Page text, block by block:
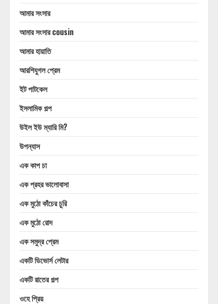
আমার সংসার
আমার সংসার cousin
আমার হায়াতি
আরশিযুগল প্রেম
ইট পাটকেল
ইসলামিক গল্প
উইল ইউ ম্যারি মি?
উপন্যাস
এক কাপ চা
এক প্রহর ভালোবাসা
এক মুঠো কাঁচের চুরি
এক মুঠো রোদ
এক সমুদ্র প্রেম
একটি ডিভোর্স লেটার
একটি রাতের গল্প
ওহে প্রিয়